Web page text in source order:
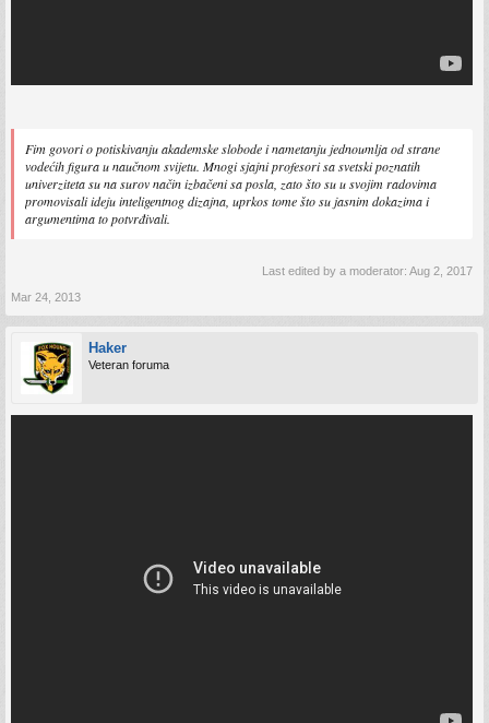
Fim govori o potiskivanju akademske slobode i nametanju jednoumlja od strane
vodećih figura u naučnom svijetu. Mnogi sjajni profesori sa svetski poznatih
univerziteta su na surov način izbačeni sa posla, zato što su u svojim radovima
promovisali ideju inteligentnog dizajna, uprkos tome što su jasnim dokazima i
argumentima to potvrđivali.
Last edited by a moderator: Aug 2, 2017
Mar 24, 2013
Haker
Veteran foruma